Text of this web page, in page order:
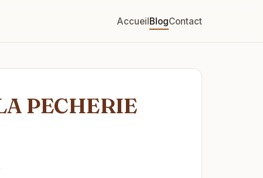
AccueilBlogContact
PECHERIE